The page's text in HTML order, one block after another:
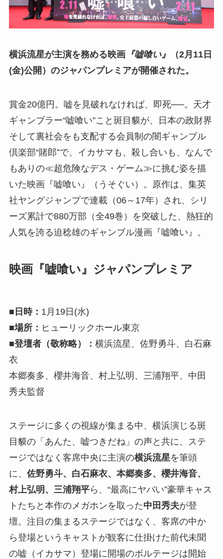
横浜流星が主演を務める映画『嘘喰い』
（2月11日
(金)公開）のジャパンプレミアが開催された。
賞金20億円。嘘を見破れなければ、即死──。天才
ギャンブラー“嘘喰い”こと斑目貘が、日本の政財界
そして裏社会をも支配する会員制の闇ギャンブル
倶楽部“賭郎”で、イカサマも、殺し合いも、なんで
もありの≪超危険なデス・ゲーム≫に挑む姿を描
いた映画『嘘喰い』（うそぐい）。原作は、集英
社ヤングジャンプで連載（06～17年）され、シリ
ーズ累計で880万部（全49巻）を突破した、熱狂的
人気を誇る迫稔雄のギャンブル漫画『嘘喰い』。
映画『嘘喰い』ジャパンプレミア
■日時： 1月19日(水)
■場所： ヒューリックホール東京
■登壇者（敬称略）： 横浜流星、佐野勇斗、白石麻
衣
本郷奏多、櫻井海音、村上弘明、三浦翔平、中田
秀夫監督
ステージに多くの視線が集まる中、横浜演じる斑
目貘の「あんた、嘘つきだね」の声と共に、ステ
ージではなく客席中央に主演の横浜流星を筆頭
に、 佐野勇斗、白石麻衣、本郷奏多、櫻井海音、
村上弘明、三浦翔平ら、“最高にヤバい”豪華キャス
トたちと本作のメガホンを取った中田秀夫が登
壇。注目の集まるステージではなく、客席の中か
ら登場というキャストが観客に仕掛けた前代未聞
の嘘（イカサマ）登場に開場のボルテージは開始